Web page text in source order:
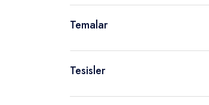
Temalar
Tesisler